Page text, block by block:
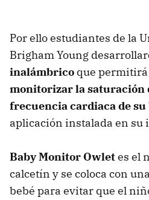
Por ello estudiantes de la
Brigham Young
inalámbrico que permitirá
monitorizar la saturación
frecuencia cardiaca de su
aplicación instalada en su
Baby Monitor Owletes el
calcetín y se coloca con
bebé para evitar que el